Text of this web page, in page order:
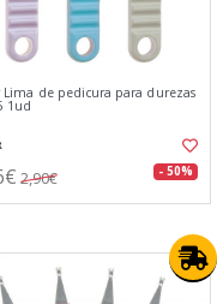
Lima de pedicura para durezas
1ud
2,90€ - 50%